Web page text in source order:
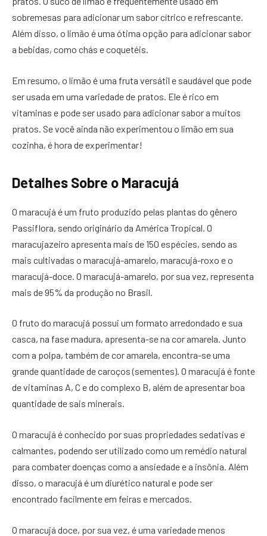
sobremesas para adicionar um sabor cítrico e refrescante.
Além disso, o limão é uma ótima opção para adicionar sabor
a bebidas, como chás e coquetéis.
Em resumo, o limão é uma fruta versátil e saudável que pode
ser usada em uma variedade de pratos. Ele é rico em
vitaminas e pode ser usado para adicionar sabor a muitos
pratos. Se você ainda não experimentou o limão em sua
cozinha, é hora de experimentar!
Detalhes Sobre o Maracujá
O maracujá é um fruto produzido pelas plantas do gênero
Passiflora, sendo originário da América Tropical. O
maracujazeiro apresenta mais de 150 espécies, sendo as
mais cultivadas o maracujá-amarelo, maracujá-roxo e o
maracujá-doce. O maracujá-amarelo, por sua vez, representa
mais de 95% da produção no Brasil.
O fruto do maracujá possui um formato arredondado e sua
casca, na fase madura, apresenta-se na cor amarela. Junto
com a polpa, também de cor amarela, encontra-se uma
grande quantidade de caroços (sementes). O maracujá é fonte
de vitaminas A, C e do complexo B, além de apresentar boa
quantidade de sais minerais.
O maracujá é conhecido por suas propriedades sedativas e
calmantes, podendo ser utilizado como um remédio natural
para combater doenças como a ansiedade e a insônia. Além
disso, o maracujá é um diurético natural e pode ser
encontrado facilmente em feiras e mercados.
O maracujá doce, por sua vez, é uma variedade menos